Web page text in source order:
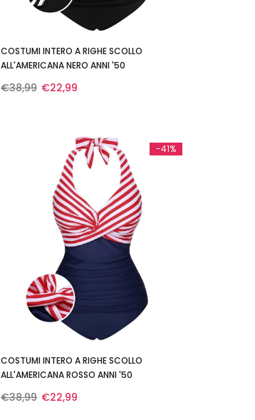
COSTUMI INTERO A RIGHE SCOLLO
ALL'AMERICANA NERO ANNI '50
€38,99 €22,99
-41%
COSTUMI INTERO A RIGHE SCOLLO
ALL'AMERICANA ROSSO ANNI '50
€38,99 €22,99